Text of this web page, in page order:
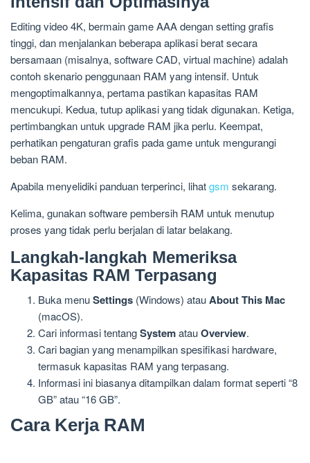
Editing video 4K, bermain game AAA dengan setting grafis
tinggi, dan menjalankan beberapa aplikasi berat secara
bersamaan (misalnya, software CAD, virtual machine) adalah
contoh skenario penggunaan RAM yang intensif. Untuk
mengoptimalkannya, pertama pastikan kapasitas RAM
mencukupi. Kedua, tutup aplikasi yang tidak digunakan. Ketiga,
pertimbangkan untuk upgrade RAM jika perlu. Keempat,
perhatikan pengaturan grafis pada game untuk mengurangi
beban RAM.
Apabila menyelidiki panduan terperinci, lihatgsm sekarang.
Kelima, gunakan software pembersih RAM untuk menutup
proses yang tidak perlu berjalan di latar belakang.
Langkah-langkah Memeriksa
Kapasitas RAM Terpasang
Buka menuSettings (Windows) atauAbout This Mac
(macOS).
Cari informasi tentangSystematauOverview.
Cari bagian yang menampilkan spesifikasi hardware,
termasuk kapasitas RAM yang terpasang.
Informasi ini biasanya ditampilkan dalam format seperti “8
GB” atau “16 GB”.
Cara Kerja RAM